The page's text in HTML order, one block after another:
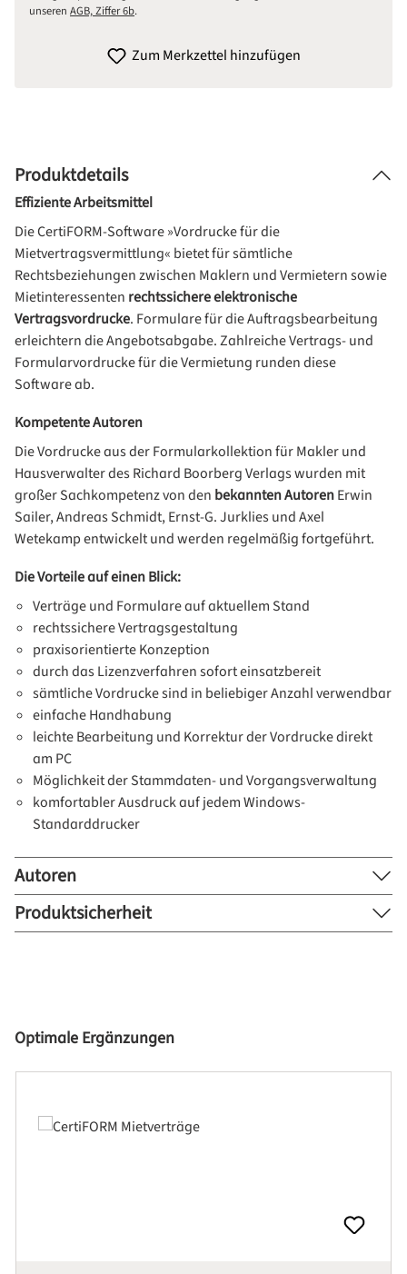
unseren AGB, Ziffer 6b.
Zum Merkzettel hinzufügen
Produktdetails
Effiziente Arbeitsmittel
Die CertiFORM-Software »Vordrucke für die
Mietvertragsvermittlung« bietet für sämtliche
Rechtsbeziehungen zwischen Maklern und Vermietern sowie
Mietinteressenten rechtssichere elektronische
Vertragsvordrucke. Formulare für die Auftragsbearbeitung
erleichtern die Angebotsabgabe. Zahlreiche Vertrags- und
Formularvordrucke für die Vermietung runden diese
Software ab.
Kompetente Autoren
Die Vordrucke aus der Formularkollektion für Makler und
Hausverwalter des Richard Boorberg Verlags wurden mit
großer Sachkompetenz von den bekannten AutorenErwin
Sailer, Andreas Schmidt, Ernst-G. Jurklies und Axel
Wetekamp entwickelt und werden regelmäßig fortgeführt.
Die Vorteile auf einen Blick:
Verträge und Formulare auf aktuellem Stand
rechtssichere Vertragsgestaltung
praxisorientierte Konzeption
durch das Lizenzverfahren sofort einsatzbereit
sämtliche Vordrucke sind in beliebiger Anzahl verwendbar
einfache Handhabung
leichte Bearbeitung und Korrektur der Vordrucke direkt
am PC
Möglichkeit der Stammdaten- und Vorgangsverwaltung
komfortabler Ausdruck auf jedem Windows-
Standarddrucker
Autoren
Produktsicherheit
Produktgalerie überspringen
Optimale Ergänzungen